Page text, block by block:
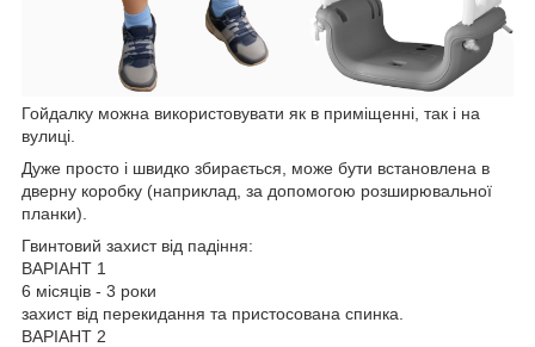
Гойдалку можна використовувати як в приміщенні, так і на
вулиці.
Дуже просто і швидко збирається, може бути встановлена в
дверну коробку (наприклад, за допомогою розширювальної
планки).
Гвинтовий захист від падіння:
ВАРІАНТ 1
6 місяців - 3 роки
захист від перекидання та пристосована спинка.
ВАРІАНТ 2